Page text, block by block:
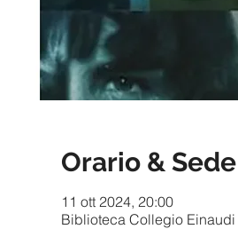
Orario & Sede
11 ott 2024, 20:00
Biblioteca Collegio Einaudi